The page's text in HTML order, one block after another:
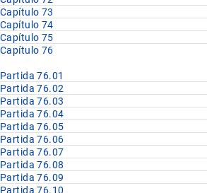
Capítulo 73
Capítulo 74
Capítulo 75
Capítulo 76
Partida 76.01
Partida 76.02
Partida 76.03
Partida 76.04
Partida 76.05
Partida 76.06
Partida 76.07
Partida 76.08
Partida 76.09
Partida 76.10